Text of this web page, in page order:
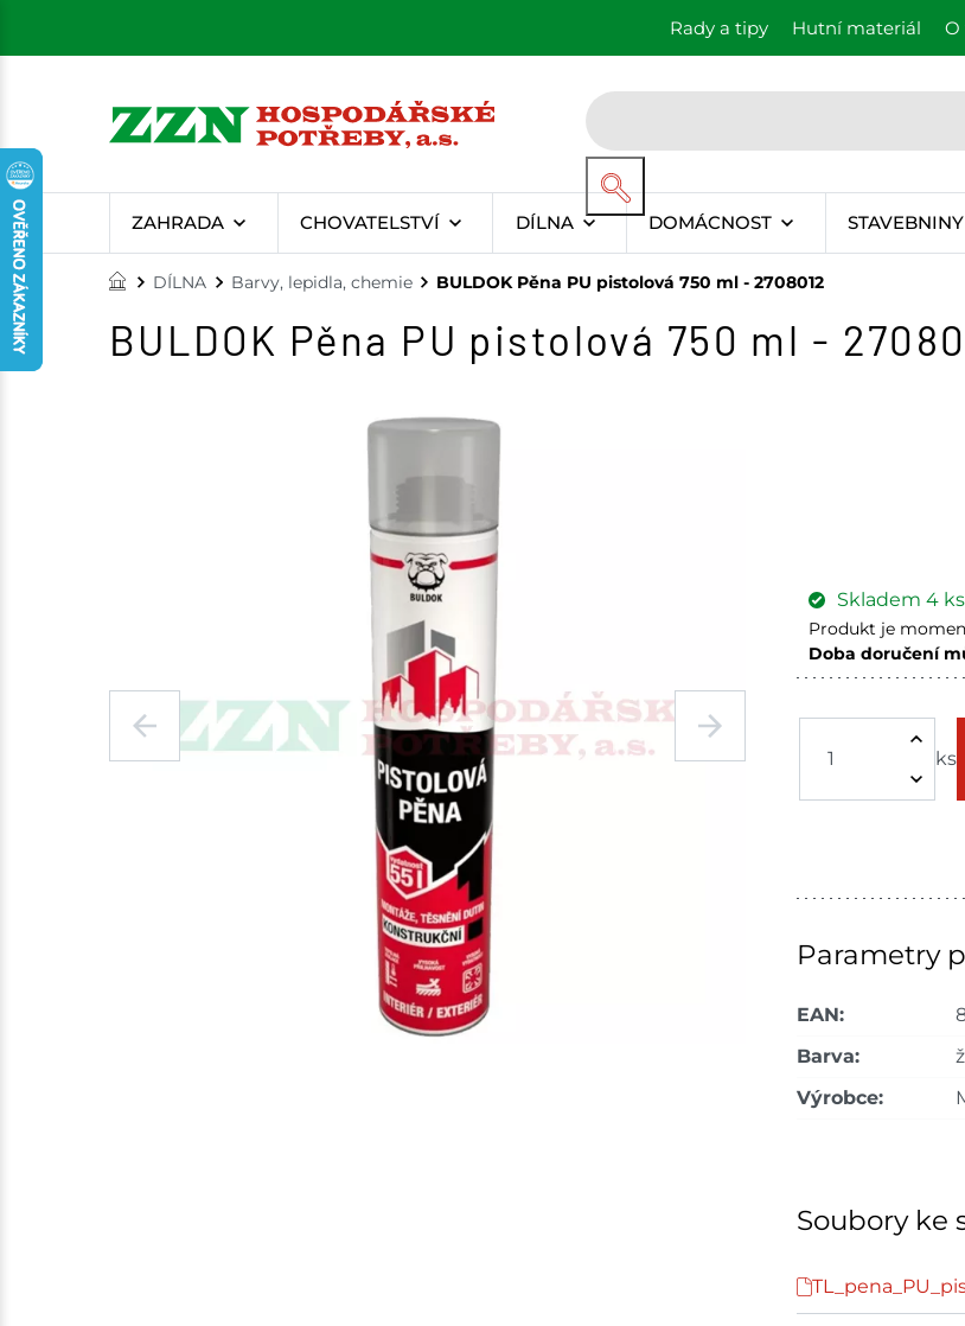
Rady a tipy Hutní materiál O
ZAHRADA CHOVATELSTVÍ DÍLNA DOMÁCNOST STAVEBNINY
DÍLNA Barvy, lepidla, chemie BULDOK Pěna PU pistolová 750 ml - 2708012
BULDOK Pěna PU pistolová 750 ml -
ks
Skladem 4 ks
Produkt je
Doba doručení
Skladové
Ceny na
Parametry
EAN:
Barva:
Výrobce:
Soubory ke